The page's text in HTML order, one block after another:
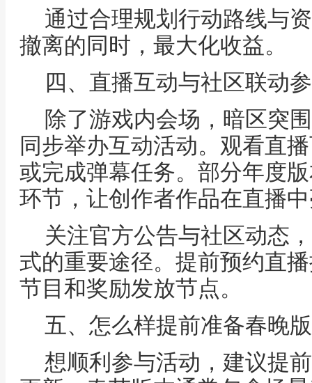
通过合理规划行动路线与
撤离的同时，最大化收益。
四、直播互动与社区联动
除了游戏内会场，暗区突
同步举办互动活动。观看直
或完成弹幕任务。部分年度
环节，让创作者作品在直播
关注官方公告与社区动态
式的重要途径。提前预约直
节目和奖励发放节点。
五、怎么样提前准备春晚
想顺利参与活动，建议提